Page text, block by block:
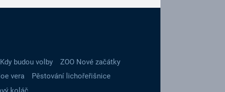
Kdy budou volby
ZOO Nové začátky
vera
Pěstování lichořeřišnice